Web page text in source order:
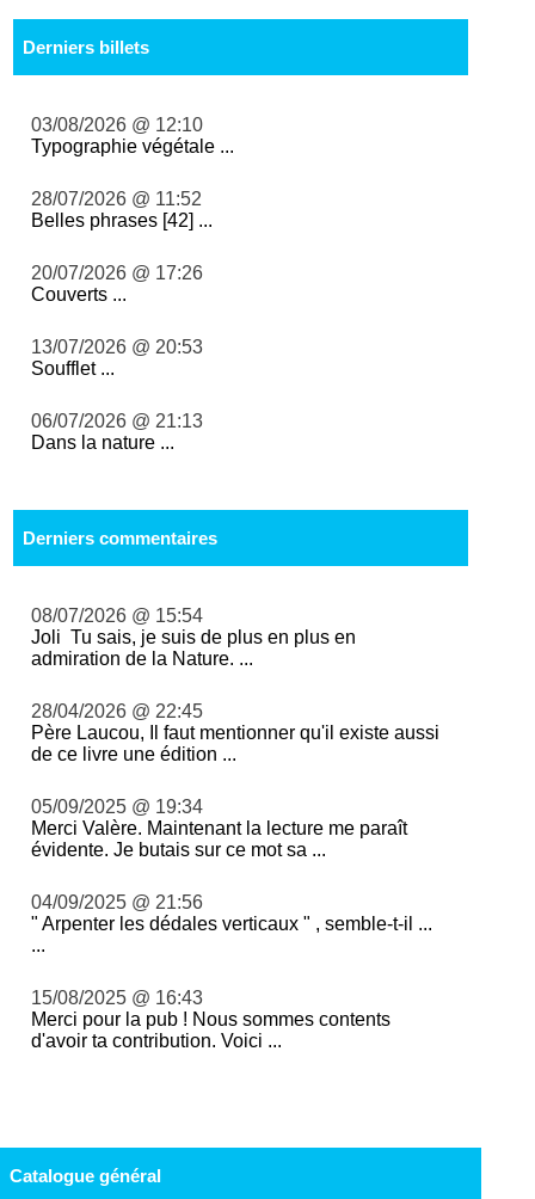
Derniers billets
03/08/2026 @ 12:10
Typographie végétale ...
28/07/2026 @ 11:52
Belles phrases [42] ...
20/07/2026 @ 17:26
Couverts ...
13/07/2026 @ 20:53
Soufflet ...
06/07/2026 @ 21:13
Dans la nature ...
Derniers commentaires
08/07/2026 @ 15:54
Joli Tu sais, je suis de plus en plus en
admiration de la Nature. ...
28/04/2026 @ 22:45
Père Laucou, Il faut mentionner qu'il existe aussi
de ce livre une édition ...
05/09/2025 @ 19:34
Merci Valère. Maintenant la lecture me paraît
évidente. Je butais sur ce mot sa ...
04/09/2025 @ 21:56
" Arpenter les dédales verticaux " , semble-t-il ...
...
15/08/2025 @ 16:43
Merci pour la pub ! Nous sommes contents
d'avoir ta contribution. Voici ...
Catalogue général